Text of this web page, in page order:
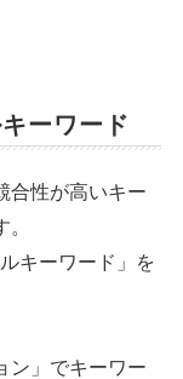
ーワード
合性が高いキー
キーワード」を
ン」でキーワー